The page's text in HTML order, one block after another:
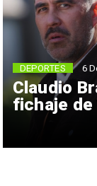
Claudio
fichaje de
DEPORTES 6